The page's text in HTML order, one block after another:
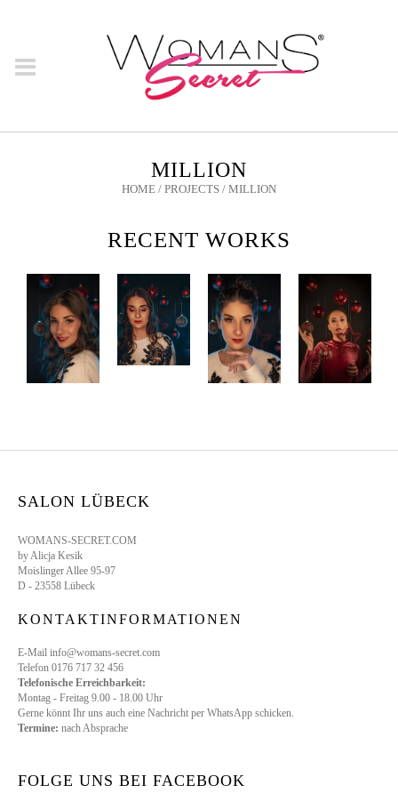
MILLION
HOME / PROJECTS / MILLION
RECENT WORKS
SALON LÜBECK
WOMANS-SECRET.COM
by Alicja Kesik
Moislinger Allee 95-97
D - 23558 Lübeck
KONTAKTINFORMATIONEN
E-Mail info@womans-secret.com
Telefon 0176 717 32 456
Telefonische Erreichbarkeit:
Montag - Freitag 9.00 - 18.00 Uhr
Gerne könnt Ihr uns auch eine Nachricht per WhatsApp schicken.
Termine: nach Absprache
FOLGE UNS BEI FACEBOOK